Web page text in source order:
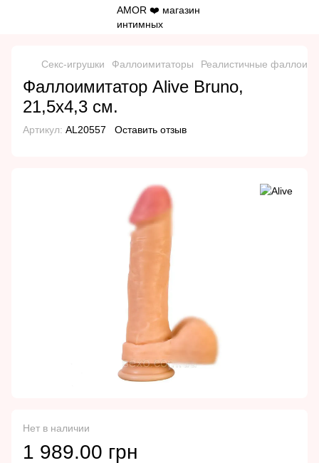
Секс-игрушки Фаллоимитаторы Реалистичные
Фаллоимитатор Alive Bruno,
21,5х4,3 см.
Артикул: AL20557 Оставить отзыв
Нет в наличии
1 989.00 грн